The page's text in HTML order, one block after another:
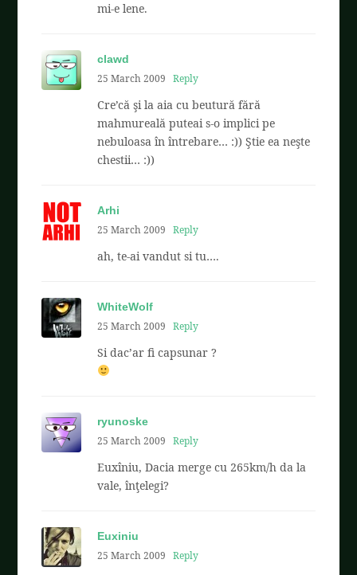
mi-e lene.
clawd
25 March 2009
Reply
Cre’că şi la aia cu beutură fără
mahmureală puteai s-o implici pe
nebuloasa în întrebare… :)) Ştie ea neşte
chestii… :))
Arhi
25 March 2009
Reply
ah, te-ai vandut si tu….
WhiteWolf
25 March 2009
Reply
Si dac’ar fi capsunar ?
ryunoske
25 March 2009
Reply
Euxîniu, Dacia merge cu 265km/h da la
vale, înţelegi?
Euxiniu
25 March 2009
Reply